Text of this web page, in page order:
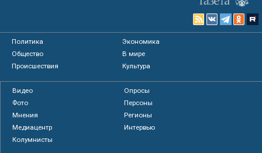
Политика
Экономика
Общество
В мире
Происшествия
Культура
Видео
Опросы
Фото
Персоны
Мнения
Регионы
Медиацентр
Интервью
Колумнисты